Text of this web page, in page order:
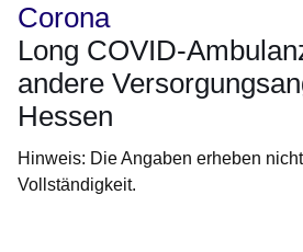
Corona
Long COVID-
andere
Hessen
Hinweis: Die Angaben erheben
Vollständigkeit.